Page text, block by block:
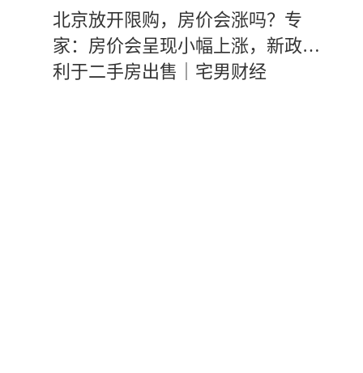
北京放开限购，房价会涨吗？专
家：房价会呈现小幅上涨，新政有
利于二手房出售｜宅男财经